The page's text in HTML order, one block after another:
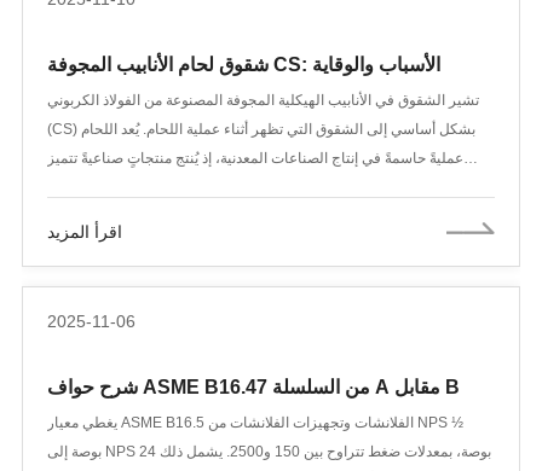
شقوق لحام الأنابيب المجوفة CS: الأسباب والوقاية
تشير الشقوق في الأنابيب الهيكلية المجوفة المصنوعة من الفولاذ الكربوني
(CS) بشكل أساسي إلى الشقوق التي تظهر أثناء عملية اللحام. يُعد اللحام
عمليةً حاسمةً في إنتاج الصناعات المعدنية، إذ يُنتج منتجاتٍ صناعيةً تتميز
اقرأ المزيد
2025-11-06
شرح حواف ASME B16.47 من السلسلة A مقابل B
يغطي معيار ASME B16.5 الفلانشات وتجهيزات الفلانشات من NPS ½
بوصة إلى NPS 24 بوصة، بمعدلات ضغط تتراوح بين 150 و2500. يشمل ذلك